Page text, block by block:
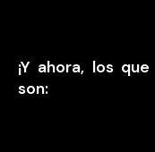
¡Y ahora, los
son: